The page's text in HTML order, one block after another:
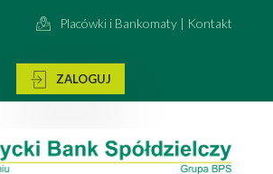
Placówki i Bankomaty | Kontakt
ZALOGUJ